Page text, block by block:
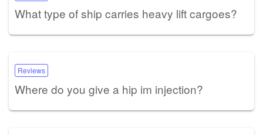
What type of ship carries heavy lift cargoes?
Reviews
Where do you give a hip im injection?